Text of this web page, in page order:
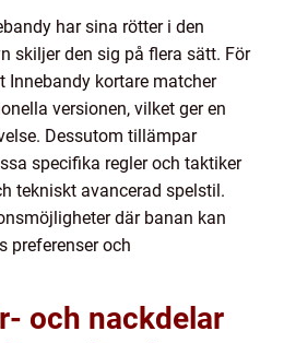
har sina rötter i den
skiljer den sig på flera sätt. För
Innebandy kortare matcher
versionen, vilket ger en
Dessutom tillämpar
specifika regler och taktiker
tekniskt avancerad spelstil.
där banan kan
preferenser och
och nackdelar